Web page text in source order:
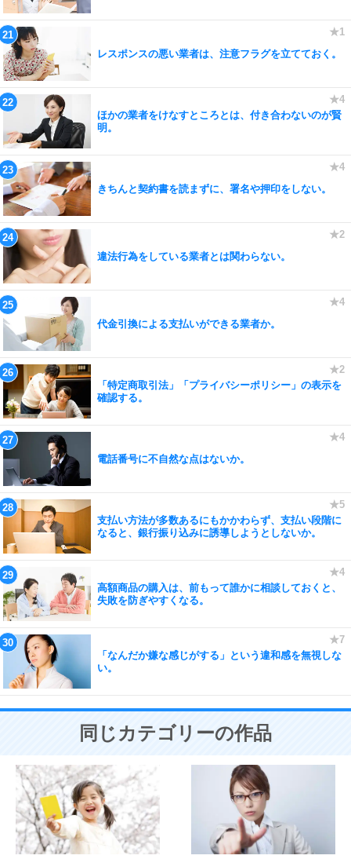
レスポンスの悪い業者は、注意フラグを立てておく。
ほかの業者をけなすところとは、付き合わないのが賢
明。
きちんと契約書を読まずに、署名や押印をしない。
違法行為をしている業者とは関わらない。
代金引換による支払いができる業者か。
「特定商取引法」「プライバシーポリシー」の表示を
確認する。
電話番号に不自然な点はないか。
支払い方法が多数あるにもかかわらず、支払い段階に
なると、銀行振り込みに誘導しようとしないか。
高額商品の購入は、前もって誰かに相談しておくと、
失敗を防ぎやすくなる。
「なんだか嫌な感じがする」という違和感を無視しな
い。
同じカテゴリーの作品